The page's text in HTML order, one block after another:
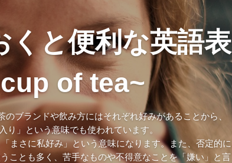
くと便利な英語表
of tea~
ブランドや飲み方にはそれぞれ好みがあることから、
り」という意味でも使われています。
まさに私好み」という意味になります。また、否定的に
ことも多く、苦手なものや不得意なことを「嫌い」と言